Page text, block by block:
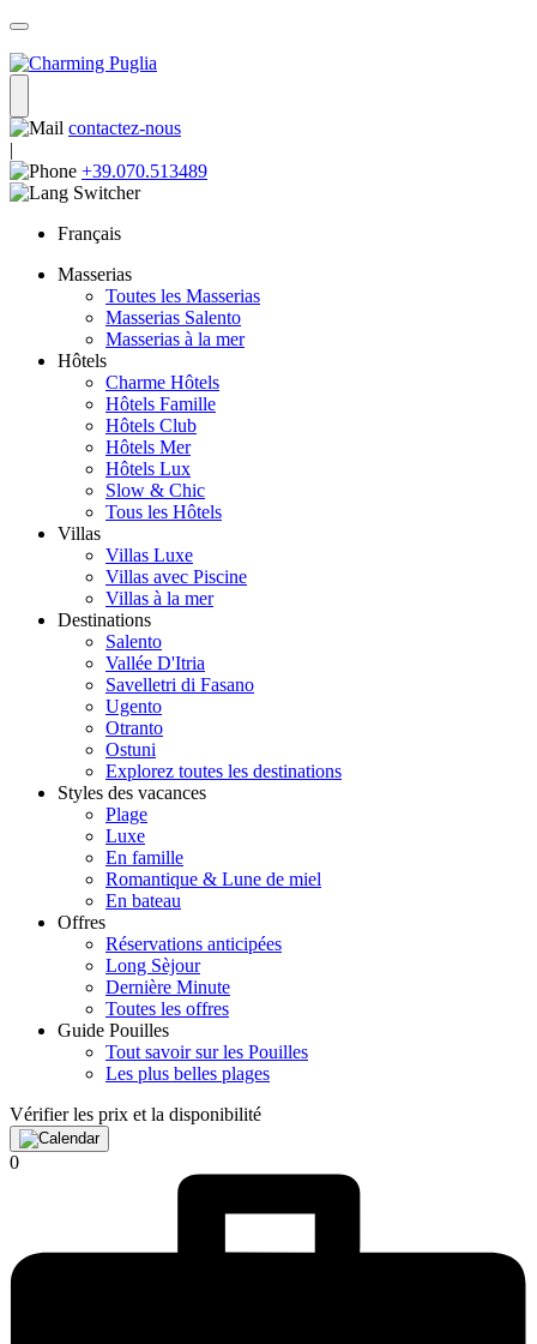
contactez-nous
|
+39.070.513489
Français
Masserias
Toutes les Masserias
Masserias Salento
Masserias à la mer
Hôtels
Charme Hôtels
Hôtels Famille
Hôtels Club
Hôtels Mer
Hôtels Lux
Slow & Chic
Tous les Hôtels
Villas
Villas Luxe
Villas avec Piscine
Villas à la mer
Destinations
Salento
Vallée D'Itria
Savelletri di Fasano
Ugento
Otranto
Ostuni
Explorez toutes les destinations
Styles des vacances
Plage
Luxe
En famille
Romantique & Lune de miel
En bateau
Offres
Réservations anticipées
Long Sèjour
Dernière Minute
Toutes les offres
Guide Pouilles
Tout savoir sur les Pouilles
Les plus belles plages
Vérifier les prix et la disponibilité
0